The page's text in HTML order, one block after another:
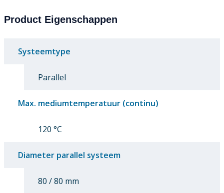
Product Eigenschappen
Systeemtype
Parallel
Max. mediumtemperatuur (continu)
120 °C
Diameter parallel systeem
80 / 80 mm